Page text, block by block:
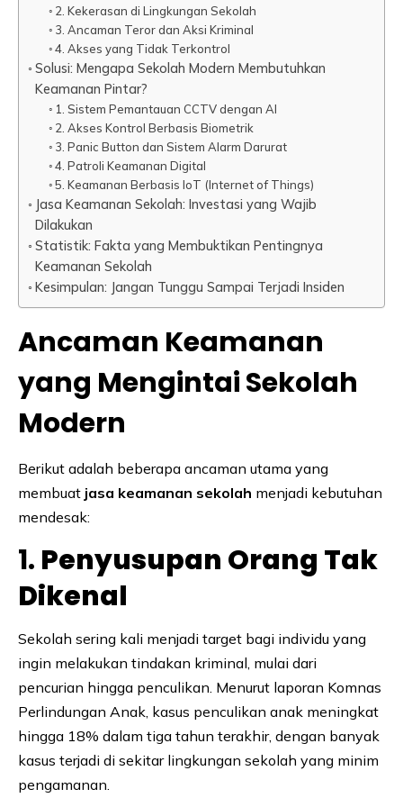
2. Kekerasan di Lingkungan Sekolah
3. Ancaman Teror dan Aksi Kriminal
4. Akses yang Tidak Terkontrol
Solusi: Mengapa Sekolah Modern Membutuhkan
Keamanan Pintar?
1. Sistem Pemantauan CCTV dengan AI
2. Akses Kontrol Berbasis Biometrik
3. Panic Button dan Sistem Alarm Darurat
4. Patroli Keamanan Digital
5. Keamanan Berbasis IoT (Internet of Things)
Jasa Keamanan Sekolah: Investasi yang Wajib
Dilakukan
Statistik: Fakta yang Membuktikan Pentingnya
Keamanan Sekolah
Kesimpulan: Jangan Tunggu Sampai Terjadi Insiden
Ancaman Keamanan
yang Mengintai Sekolah
Modern
Berikut adalah beberapa ancaman utama yang
membuat jasa keamanan sekolah menjadi kebutuhan
mendesak:
1. Penyusupan Orang Tak
Dikenal
Sekolah sering kali menjadi target bagi individu yang
ingin melakukan tindakan kriminal, mulai dari
pencurian hingga penculikan. Menurut laporan Komnas
Perlindungan Anak, kasus penculikan anak meningkat
hingga 18% dalam tiga tahun terakhir, dengan banyak
kasus terjadi di sekitar lingkungan sekolah yang minim
pengamanan.